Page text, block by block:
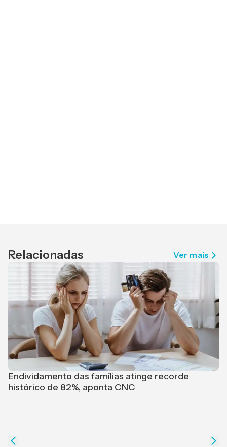
Relacionadas Ver mais
Endividamento das famílias atinge recorde
histórico de 82%, aponta CNC